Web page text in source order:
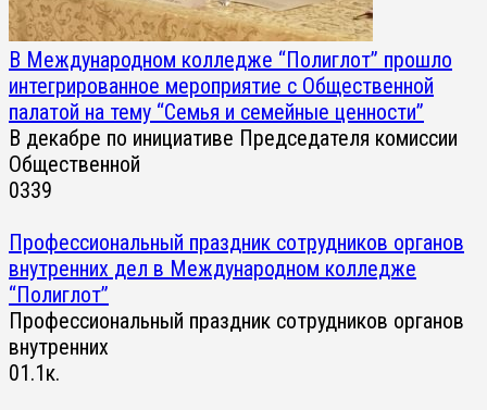
В Международном колледже “Полиглот” прошло
интегрированное мероприятие с Общественной
палатой на тему “Семья и семейные ценности”
В декабре по инициативе Председателя комиссии
Общественной
0339
Профессиональный праздник сотрудников органов
внутренних дел в Международном колледже
“Полиглот”
Профессиональный праздник сотрудников органов
внутренних
01.1к.